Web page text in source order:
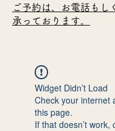
ご予約は、お電話もし
承っております。
Widget Didn’t Load
Check your internet
this page.
If that doesn’t work,